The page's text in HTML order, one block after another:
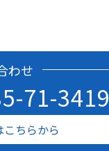
わせ
71-3419
ちらから